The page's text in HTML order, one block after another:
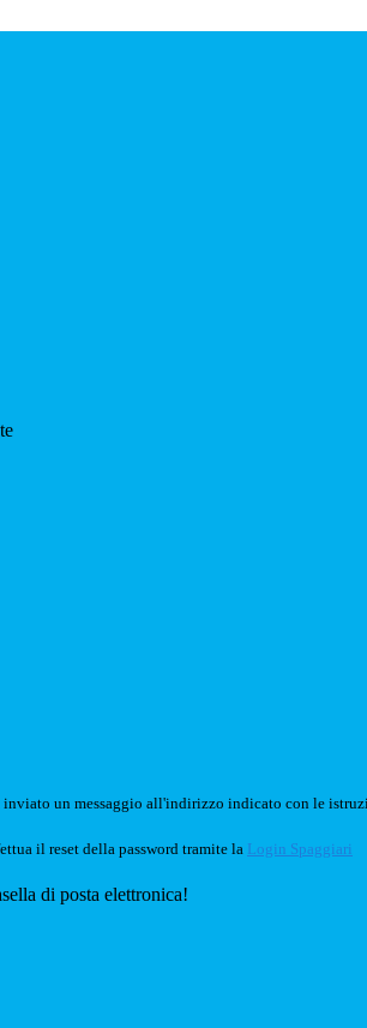
inviato un messaggio all'indirizzo indicato con le
il reset della password tramite la Login Spaggiari
di posta elettronica!